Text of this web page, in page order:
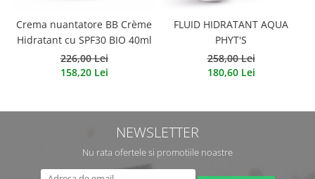
Crema nuantatore BB Crème
Hidratant cu SPF30 BIO 40ml
226,00 Lei
158,20 Lei
FLUID HIDRATANT AQUA
PHYT'S
258,00 Lei
180,60 Lei
NEWSLETTER
Nu rata ofertele si promotiile noastre